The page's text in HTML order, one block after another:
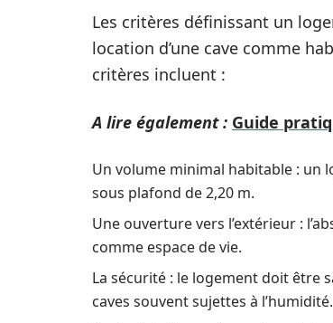
Les critères définissant un
location d’une cave comme
critères incluent :
A lire également : Guide
Un volume minimal habitable : un
sous plafond de 2,20 m.
Une ouverture vers l’extérieur :
comme espace de vie.
La sécurité : le logement doit être
caves souvent sujettes à l’humidité.